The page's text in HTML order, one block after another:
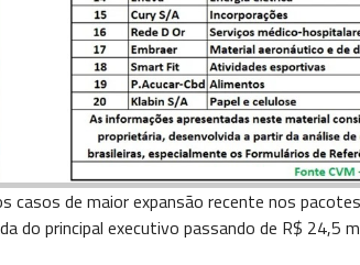
casos de maior expansão recente nos
do principal executivo passando de R$ 24,5